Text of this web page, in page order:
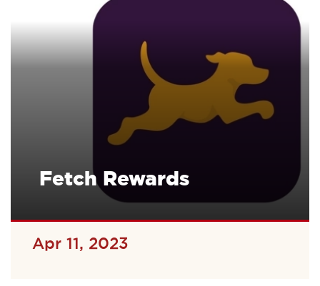
Fetch Rewards
Apr 11, 2023